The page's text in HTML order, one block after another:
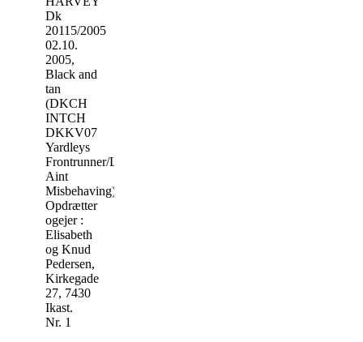
Dk
20115/2005
02.10.
2005,
Black and
tan
(DKCH
INTCH
DKKV07
Yardleys
Frontrunner/Legend’s
Aint
Misbehaving)
Opdrætter
ogejer :
Elisabeth
og Knud
Pedersen,
Kirkegade
27, 7430
Ikast.
Nr. 1